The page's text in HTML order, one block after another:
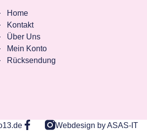
Home
Kontakt
Über Uns
Mein Konto
Rücksendung
Webdesign by ASAS-IT